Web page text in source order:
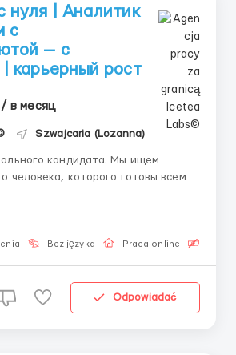
нуля | Аналитик
с
— с
карьерный рост
в месяц
Szwajcaria (Lozanna)
кандидата. Мы ищем
человека, которого готовы всему
биржах растёт каждый квартал.
Bez języka Praca online
Odpowiadać